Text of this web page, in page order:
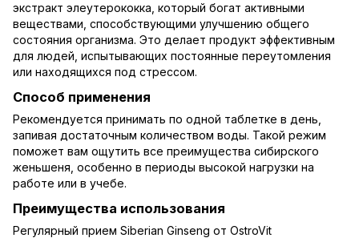
экстракт элеутерококка, который богат активными
веществами, способствующими улучшению общего
состояния организма. Это делает продукт эффективным
для людей, испытывающих постоянные переутомления
или находящихся под стрессом.
Способ применения
Рекомендуется принимать по одной таблетке в день,
запивая достаточным количеством воды. Такой режим
поможет вам ощутить все преимущества сибирского
женьшеня, особенно в периоды высокой нагрузки на
работе или в учебе.
Преимущества использования
Регулярный прием Siberian Ginseng от OstroVit